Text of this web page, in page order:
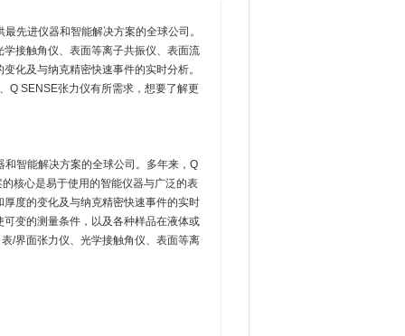
先进仪器和智能解决方案的全球公司。
接触角仪、表面等离子共振仪、表面流
化及与纳克精密快速事件的实时分析。
Q SENSE张力仪有所需求，想要了解更
智能解决方案的全球公司。多年来，Q
核心是易于使用的智能仪器与广泛的表
度的变化及与纳克精密快速事件的实时
变的测量条件，以及各种样品在液体或
/界面张力仪、光学接触角仪、表面等离